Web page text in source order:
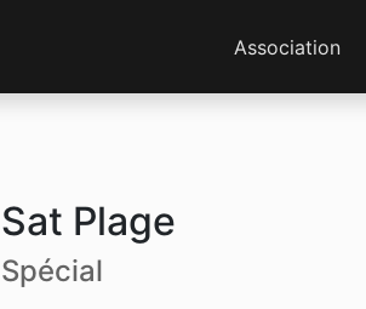
Association
Sat Plage
Spécial